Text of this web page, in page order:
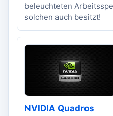
beleuchteten
solchen auch besitzt!
NVIDIA Quadros